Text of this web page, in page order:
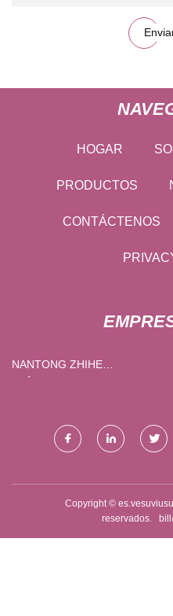
HOGAR
PRODUCTOS
CONTÁCTENOS
NANTONG ZHIHE
Copyright ©
reservados.